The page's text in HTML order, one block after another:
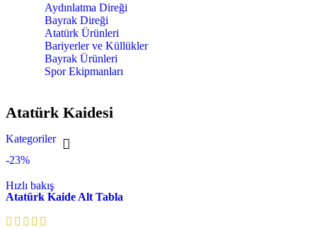
Aydınlatma Direği
Bayrak Direği
Atatürk Ürünleri
Bariyerler ve Küllükler
Bayrak Ürünleri
Spor Ekipmanları
Atatürk Kaidesi
Kategoriler
-23%
Hızlı bakış
Atatürk Kaide Alt Tabla